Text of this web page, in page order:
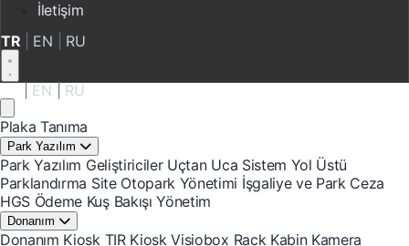
İletişim
TR
EN RU
EN
RU
Plaka Tanıma
Park Yazılım
Park Yazılım Geliştiriciler Uçtan Uca Sistem Yol Üstü
Parklandırma Site Otopark Yönetimi İşgaliye ve Park Ceza
HGS Ödeme Kuş Bakışı Yönetim
Donanım
Donanım Kiosk TIR Kiosk Visiobox Rack Kabin Kamera